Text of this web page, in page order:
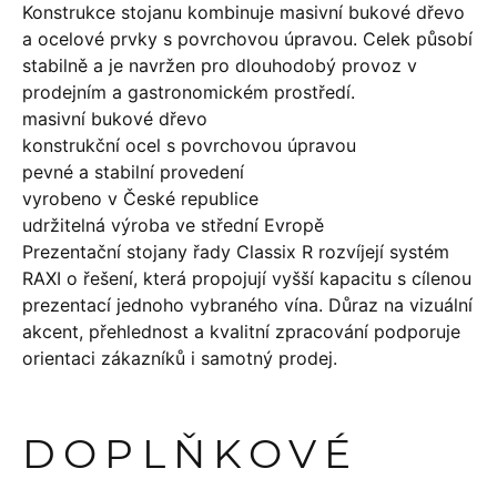
Konstrukce stojanu kombinuje masivní bukové dřevo
a ocelové prvky s povrchovou úpravou. Celek působí
stabilně a je navržen pro dlouhodobý provoz v
prodejním a gastronomickém prostředí.
masivní bukové dřevo
konstrukční ocel s povrchovou úpravou
pevné a stabilní provedení
vyrobeno v České republice
udržitelná výroba ve střední Evropě
Prezentační stojany řady Classix R rozvíjejí systém
RAXI o řešení, která propojují vyšší kapacitu s cílenou
prezentací jednoho vybraného vína. Důraz na vizuální
akcent, přehlednost a kvalitní zpracování podporuje
orientaci zákazníků i samotný prodej.
DOPLŇKOVÉ